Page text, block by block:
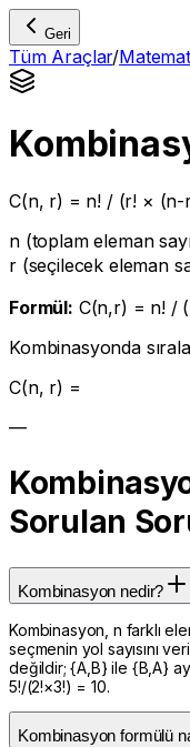
Geri
Tüm Araçlar/
C(n, r) = n! / (r! × (n-
n (toplam eleman
r (seçilecek eleman
Formül: C(n,r) = n! /
Kombinasyonda
C(n, r) =
—
Sorulan
Kombinasyon nedir?
Kombinasyon, n farklı
seçmenin yol sayısını
değildir; {A,B} ile {B,A}
5!/(2!×3!) = 10.
Kombinasyon formülü